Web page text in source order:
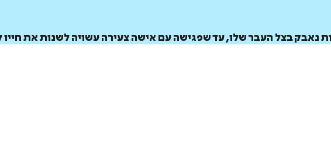
נאבק בצל העבר שלו, עד שפגישה עם אישה צעירה עשויה לשנות את חייו